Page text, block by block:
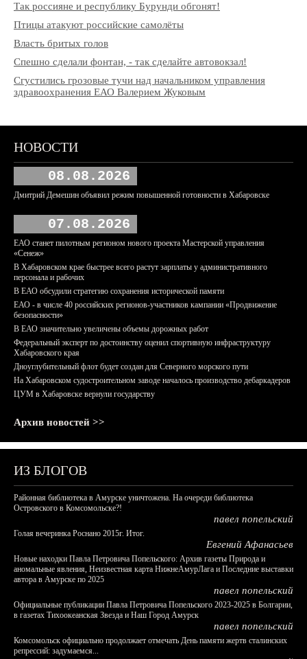
Так россияне и республику Бурунди обгонят!
Птицы атакуют российские самолёты
Власть бритых голов
Спешно сделали фонтан, - так сделайте автовокзал!
Сгустились грозовые тучи над начальником управления
здравоохранения ЕАО Валерием Жуковым
НОВОСТИ
08.08.2026
Дмитрий Демешин объявил режим повышенной готовности в Хабаровске
07.08.2026
ЕАО станет пилотным регионом нового проекта Мастерской управления
«Сенеж»
В Хабаровском крае быстрее всего растут зарплаты у административного
персонала и рабочих
В ЕАО обсудили стратегию сохранения исторической памяти
ЕАО - в числе 40 российских регионов-участников кампании «Продвижение
безопасности»
В ЕАО значительно увеличены объемы дорожных работ
Федеральный эксперт по достоинству оценил спортивную инфраструктуру
Хабаровского края
Дноуглубительный флот будет создан для Северного морского пути
На Хабаровском судостроительном заводе началось производство дебаркадеров
ЦУМ в Хабаровске вернули государству
Архив новостей >>
ИЗ БЛОГОВ
Районная библиотека в Амурске уничтожена. На очереди библиотека
Островского в Комсомольске?!
павел попельский
Голая вечеринка Роснано 2015г. Итог.
Евгений Афанасьев
Новые находки Павла Петровича Попельского: Архив газеты Природа и
аномальные явления, Неизвестная карта НижнеАмурЛага и Последние выставки
автора в Амурске по 2025
павел попельский
Официальные публикации Павла Петровича Попельского 2023-2025 в Болгарии,
в газетах Тихоокеанская Звезда и Наш Город Амурск
павел попельский
Комсомольск официально продолжает отмечать День памяти жертв сталинских
репрессий: задумаемся...